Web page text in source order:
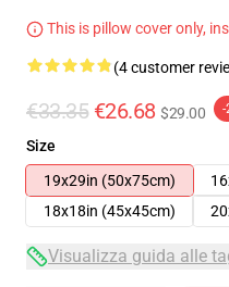
This is pillow cover only,
(4 customer
€33.35 €26.68 $29.00 -
Size
19x29in (50x75cm)
18x18in (45x45cm)
Visualizza guida alle